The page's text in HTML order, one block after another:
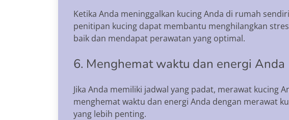
Ketika Anda meninggalkan kucing Anda di rumah
penitipan kucing dapat membantu menghilangkan
baik dan mendapat perawatan yang optimal.
6. Menghemat waktu dan energi Anda
Jika Anda memiliki jadwal yang padat, merawat kucing
menghemat waktu dan energi Anda dengan merawat
yang lebih penting.